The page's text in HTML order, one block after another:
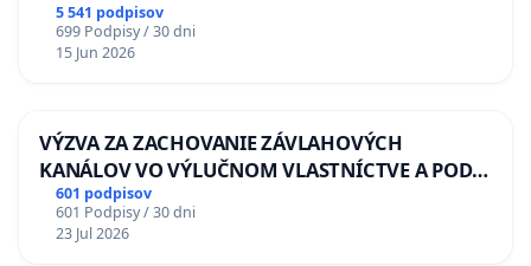
5 541 podpisov
699 Podpisy / 30 dni
15 Jun 2026
VÝZVA ZA ZACHOVANIE ZÁVLAHOVÝCH
KANÁLOV VO VÝLUČNOM VLASTNÍCTVE A POD
KONTROLOU SLOVENSKEJ REPUBLIKY & žiadosť
na riešenie zanedbaného stavu závlahových a
odvodňovacích kanálov na Slovensku
601 podpisov
601 Podpisy / 30 dni
23 Jul 2026